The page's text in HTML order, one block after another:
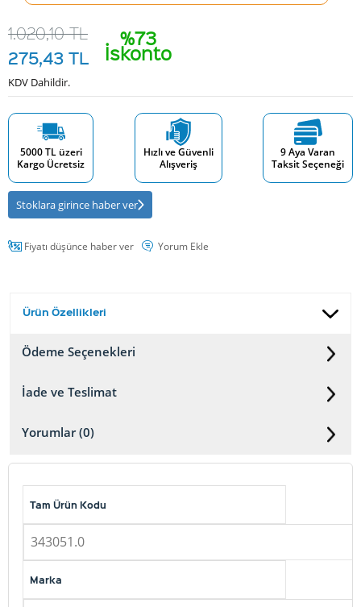
%73
İskonto
1.020,10TL
275,43 TL
KDV Dahildir.
5000 TL üzeri
Kargo Ücretsiz
Hızlı ve Güvenli
Alışveriş
9 Aya Varan
Taksit Seçeneği
Stoklara girince haber ver
Fiyatı düşünce haber ver Yorum Ekle
Ürün Özellikleri
Ödeme Seçenekleri
İade ve Teslimat
Yorumlar (0)
Tam Ürün Kodu
343051.0
Marka